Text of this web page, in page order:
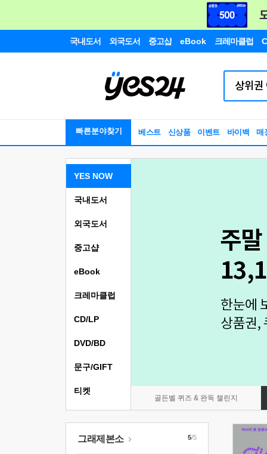
국내도서 외국도서 중고샵 eBook 크레마클럽
빠른분야찾기 베스트 신상품 이벤트 바이백 매
YES NOW
골든벨 퀴즈 & 완독 챌린지
국내도서
외국도서
중고샵
eBook
크레마클럽
CD/LP
DVD/BD
문구/GIFT
티켓
그래제본소 5/5